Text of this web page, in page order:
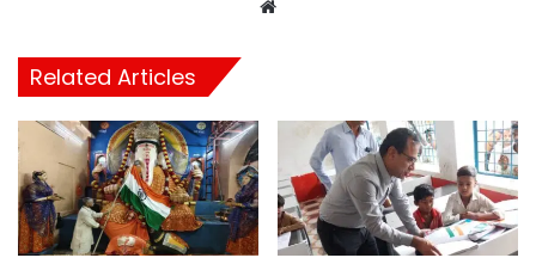
Related Articles